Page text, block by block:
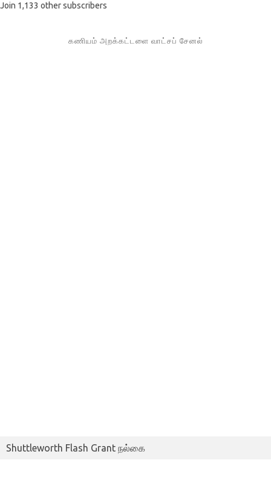
Join 1,133 other subscribers
கணியம் அறக்கட்டளை வாட்சப் சேனல்
Shuttleworth Flash Grant நல்கை